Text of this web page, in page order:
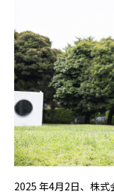
2025 年4月2日、株